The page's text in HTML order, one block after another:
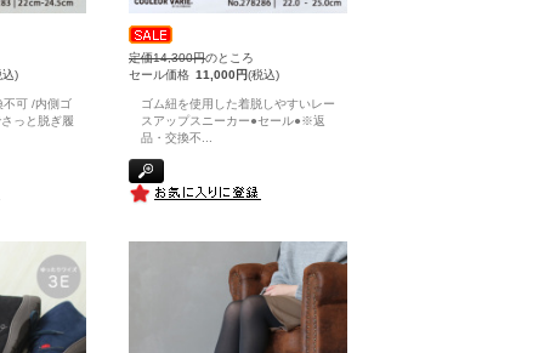
込)
可 /内側ゴ
っと脱ぎ履
定価14,300円のところ
セール価格 11,000円(税込)
ゴム紐を使用した着脱しやすいレー
スアップスニーカー●セール●※返
品・交換不